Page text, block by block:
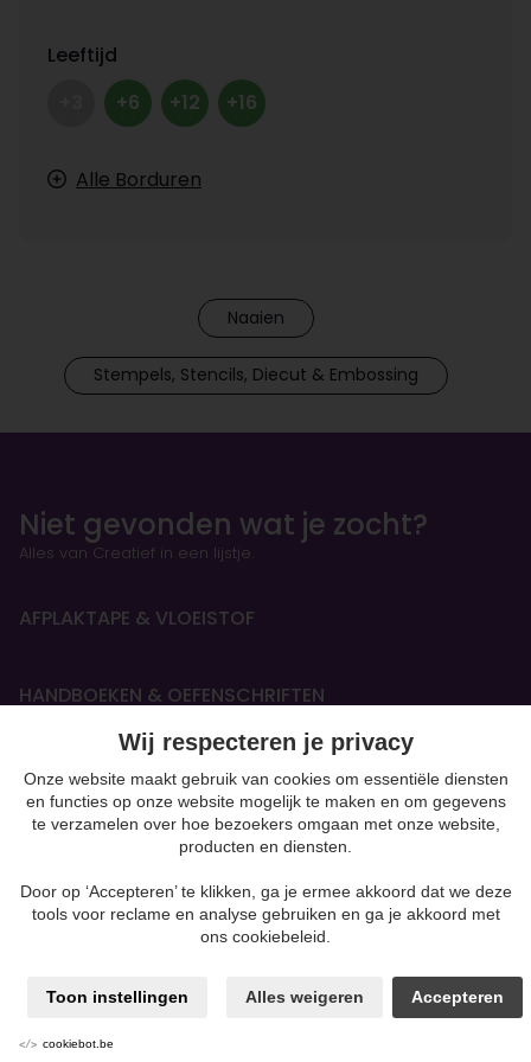
Leeftijd
+6 +12 +16
Alle Borduren
Naaien
Stempels, Stencils, Diecut & Embossing
Niet gevonden wat je zocht?
Alles van Creatief in een lijstje.
AFPLAKTAPE & VLOEISTOF
HANDBOEKEN & OEFENSCHRIFTEN
BOETSEREN & GIETEN
Beton
Klei-soorten
Silk Foam & Silk Clay
Powertex & andere mixed media
Polymeerklei zoals Fimo
Wij respecteren je privacy
Onze website maakt gebruik van cookies om essentiële diensten
en functies op onze website mogelijk te maken en om gegevens
te verzamelen over hoe bezoekers omgaan met onze website,
producten en diensten.
Door op ‘Accepteren’ te klikken, ga je ermee akkoord dat we deze
tools voor reclame en analyse gebruiken en ga je akkoord met
ons cookiebeleid.
Toon instellingen Alles weigeren Accepteren
cookiebot.be